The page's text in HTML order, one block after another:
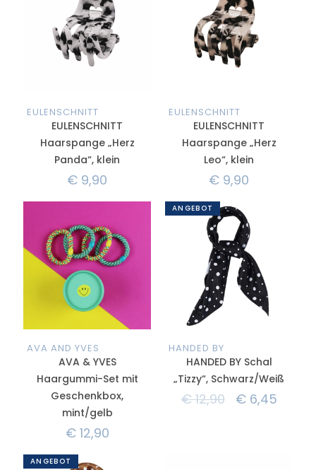
EULENSCHNITT
EULENSCHNITT
Haarspange „Herz
Panda“, klein
€ 9,90
EULENSCHNITT
EULENSCHNITT
Haarspange „Herz
Leo“, klein
€ 9,90
AVA AND YVES
AVA & YVES
Haargummi-Set mit
Geschenkbox,
mint/gelb
€12,90
ANGEBOT
HANDED BY
HANDED BY Schal
„Tizzy“, Schwarz/Weiß
€12,90 €6,45
ANGEBOT